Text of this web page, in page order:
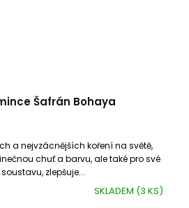
Šafrán Bohaya
SKLADEM (3 KS)
a nejvzácnějších koření na světě,
chuť a barvu, ale také pro své
zlepšuje...